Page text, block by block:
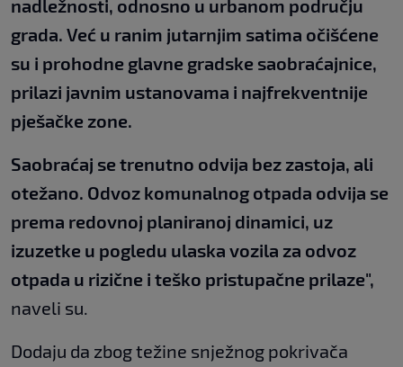
nadležnosti, odnosno u urbanom području
grada. Već u ranim jutarnjim satima očišćene
su i prohodne glavne gradske saobraćajnice,
prilazi javnim ustanovama i najfrekventnije
pješačke zone.
Saobraćaj se trenutno odvija bez zastoja, ali
otežano. Odvoz komunalnog otpada odvija se
prema redovnoj planiranoj dinamici, uz
izuzetke u pogledu ulaska vozila za odvoz
otpada u rizične i teško pristupačne prilaze",
naveli su.
Dodaju da zbog težine snježnog pokrivača